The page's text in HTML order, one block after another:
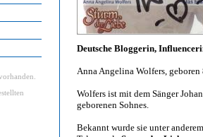
Deutsche Bloggerin,
Anna Angelina Wolfers,
Wolfers ist mit dem Sänger
geborenen Sohnes.
Bekannt wurde sie unter